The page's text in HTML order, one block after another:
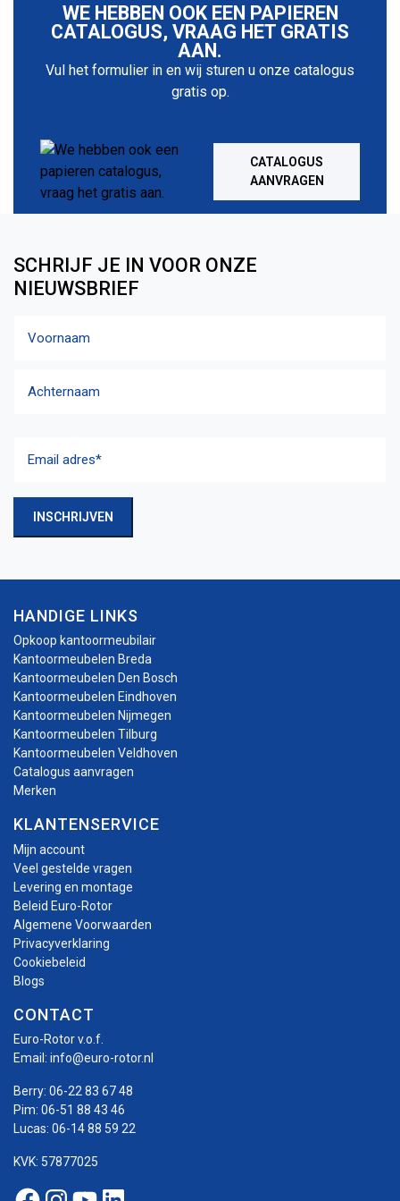
WE HEBBEN OOK EEN PAPIEREN
CATALOGUS, VRAAG HET GRATIS
AAN.
Vul het formulier in en wij sturen u onze catalogus
gratis op.
CATALOGUS
AANVRAGEN
SCHRIJF JE IN VOOR ONZE
NIEUWSBRIEF
adres(Vereist)
INSCHRIJVEN
HANDIGE LINKS
Opkoop kantoormeubilair
Kantoormeubelen Breda
Kantoormeubelen Den Bosch
Kantoormeubelen Eindhoven
Kantoormeubelen Nijmegen
Kantoormeubelen Tilburg
Kantoormeubelen Veldhoven
Catalogus aanvragen
Merken
KLANTENSERVICE
Mijn account
Veel gestelde vragen
Levering en montage
Beleid Euro-Rotor
Algemene Voorwaarden
Privacyverklaring
Cookiebeleid
Blogs
CONTACT
Euro-Rotor v.o.f.
Email: info@euro-rotor.nl
Berry: 06-22 83 67 48
Pim: 06-51 88 43 46
Lucas: 06-14 88 59 22
KVK: 57877025